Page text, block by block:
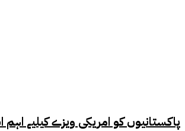
پاکستانیوں کو امریکی ویزے کیلیے اہم